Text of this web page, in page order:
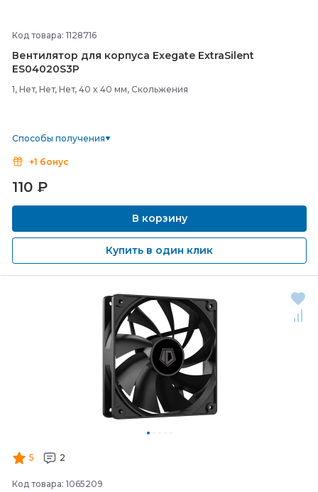
Код товара: 1128716
Вентилятор для корпуса Exegate ExtraSilent
ES04020S3P
1, Нет, Нет, Нет, 40 x 40 мм, Скольжения
Способы получения
+1 бонус
110 ₽
В корзину
Купить в один клик
5 2
Код товара: 1065209